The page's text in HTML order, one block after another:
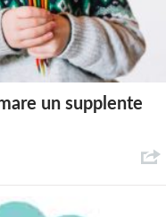
un supplente